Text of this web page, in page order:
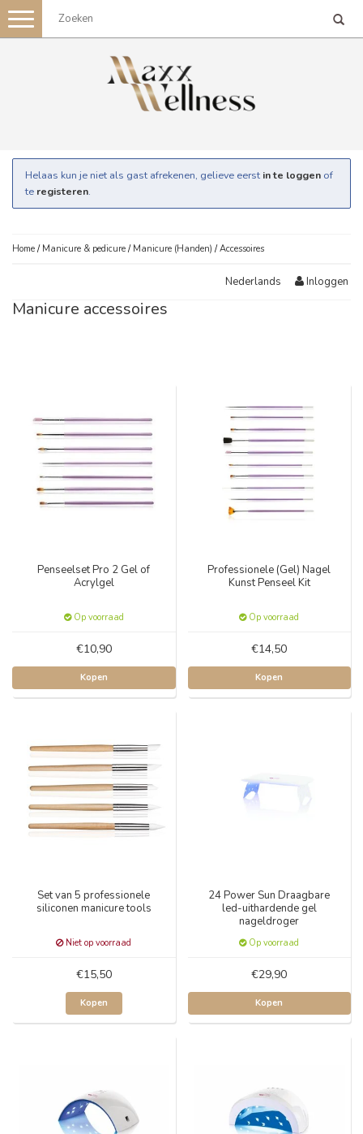
Toggle
navigation
Helaas kun je niet als gast afrekenen, gelieve eerst in te loggen of
te registeren.
Home / Manicure & pedicure / Manicure (Handen) /Accessoires
Nederlands Inloggen
Manicure accessoires
Penseelset Pro 2 Gel of
Acrylgel
Op voorraad
€10,90
Kopen
Professionele (Gel) Nagel
Kunst Penseel Kit
Op voorraad
€14,50
Kopen
Set van 5 professionele
siliconen manicure tools
Niet op voorraad
€15,50
Kopen
24 Power Sun Draagbare
led-uithardende gel
nageldroger
Op voorraad
€29,90
Kopen